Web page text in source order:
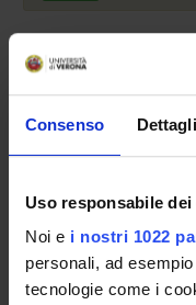
Consenso Dettagli
Uso responsabile dei
Noi e i nostri 1022
personali, ad
tecnologie come i
Vai all'orario
Calendario didattico
Orario lezioni
Piani didattici
Calendario esami